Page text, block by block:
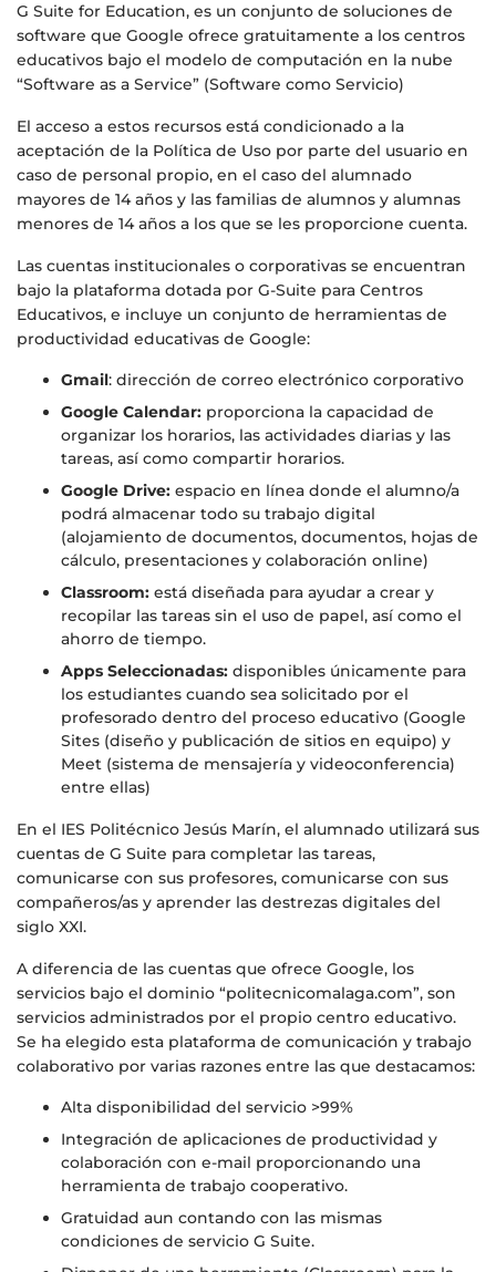
G Suite for Education, es un conjunto de soluciones de
software que Google ofrece gratuitamente a los centros
educativos bajo el modelo de computación en la nube
“Software as a Service” (Software como Servicio)
El acceso a estos recursos está condicionado a la
aceptación de la Política de Uso por parte del usuario en
caso de personal propio, en el caso del alumnado
mayores de 14 años y las familias de alumnos y alumnas
menores de 14 años a los que se les proporcione cuenta.
Las cuentas institucionales o corporativas se encuentran
bajo la plataforma dotada por G-Suite para Centros
Educativos, e incluye un conjunto de herramientas de
productividad educativas de Google:
Gmail: dirección de correo electrónico corporativo
Google Calendar: proporciona la capacidad de
organizar los horarios, las actividades diarias y las
tareas, así como compartir horarios.
Google Drive: espacio en línea donde el alumno/a
podrá almacenar todo su trabajo digital
(alojamiento de documentos, documentos, hojas de
cálculo, presentaciones y colaboración online)
Classroom: está diseñada para ayudar a crear y
recopilar las tareas sin el uso de papel, así como el
ahorro de tiempo.
Apps Seleccionadas: disponibles únicamente para
los estudiantes cuando sea solicitado por el
profesorado dentro del proceso educativo (Google
Sites (diseño y publicación de sitios en equipo) y
Meet (sistema de mensajería y videoconferencia)
entre ellas)
En el IES Politécnico Jesús Marín, el alumnado utilizará sus
cuentas de G Suite para completar las tareas,
comunicarse con sus profesores, comunicarse con sus
compañeros/as y aprender las destrezas digitales del
siglo XXI.
A diferencia de las cuentas que ofrece Google, los
servicios bajo el dominio “politecnicomalaga.com”, son
servicios administrados por el propio centro educativo.
Se ha elegido esta plataforma de comunicación y trabajo
colaborativo por varias razones entre las que destacamos:
Alta disponibilidad del servicio >99%
Integración de aplicaciones de productividad y
colaboración con e-mail proporcionando una
herramienta de trabajo cooperativo.
Gratuidad aun contando con las mismas
condiciones de servicio G Suite.